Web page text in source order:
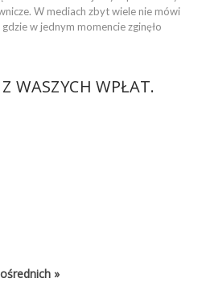
W mediach zbyt wiele nie mówi
w jednym momencie zginęło
WASZYCH WPŁAT.
»